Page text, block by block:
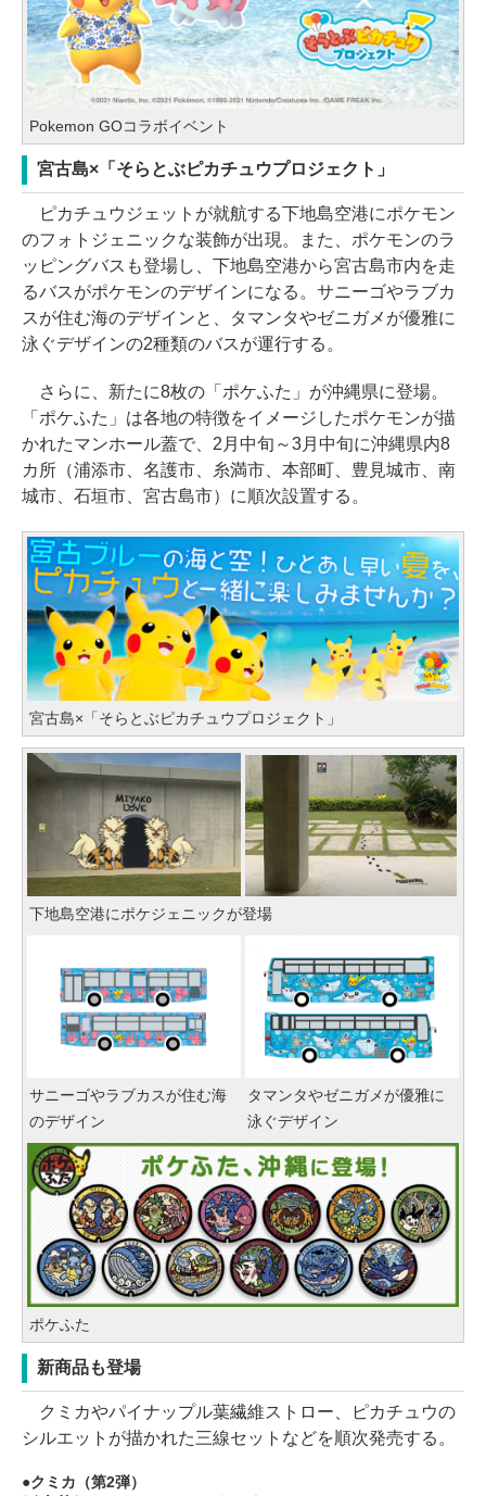
Pokemon GOコラボイベント
宮古島×「そらとぶピカチュウプロジェクト」
ピカチュウジェットが就航する下地島空港にポケモン
のフォトジェニックな装飾が出現。また、ポケモンのラ
ッピングバスも登場し、下地島空港から宮古島市内を走
るバスがポケモンのデザインになる。サニーゴやラブカ
スが住む海のデザインと、タマンタやゼニガメが優雅に
泳ぐデザインの2種類のバスが運行する。
さらに、新たに8枚の「ポケふた」が沖縄県に登場。
「ポケふた」は各地の特徴をイメージしたポケモンが描
かれたマンホール蓋で、2月中旬～3月中旬に沖縄県内8
カ所（浦添市、名護市、糸満市、本部町、豊見城市、南
城市、石垣市、宮古島市）に順次設置する。
宮古島×「そらとぶピカチュウプロジェクト」
下地島空港にポケジェニックが登場
サニーゴやラブカスが住む海
のデザイン
タマンタやゼニガメが優雅に
泳ぐデザイン
ポケふた
新商品も登場
クミカやパイナップル葉繊維ストロー、ピカチュウの
シルエットが描かれた三線セットなどを順次発売する。
クミカ（第2弾）